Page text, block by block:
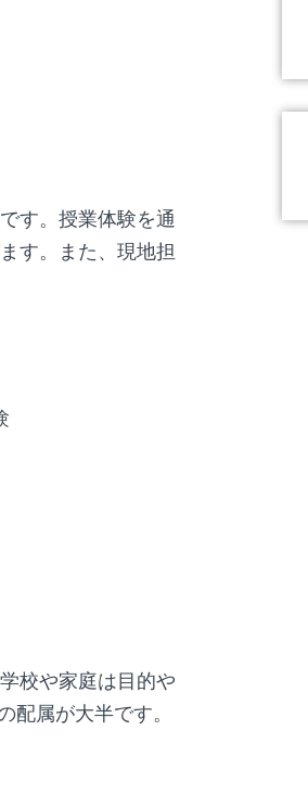
す。授業体験を通
す。また、現地担
校や家庭は目的や
配属が大半です。